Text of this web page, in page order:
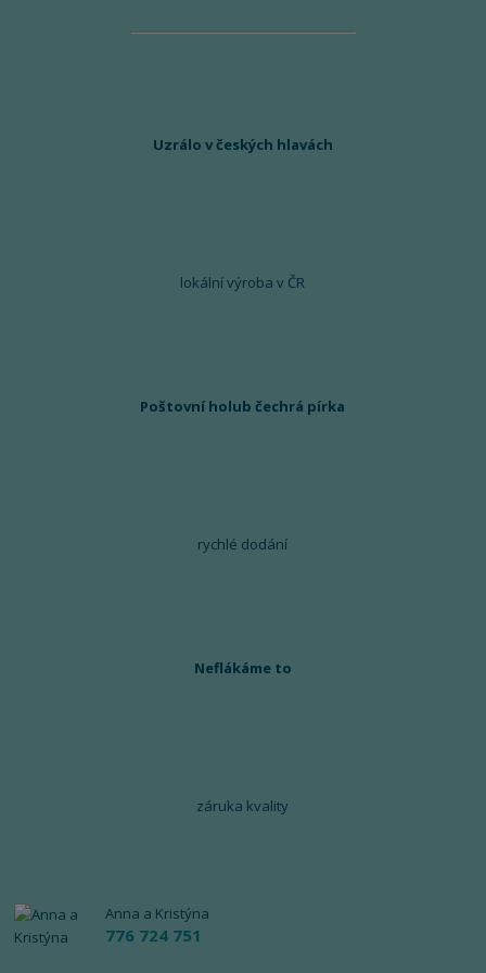
Uzrálo v českých hlavách
lokální výroba v ČR
Poštovní holub čechrá pírka
rychlé dodání
Neflákáme to
záruka kvality
Anna a Kristýna
776 724 751